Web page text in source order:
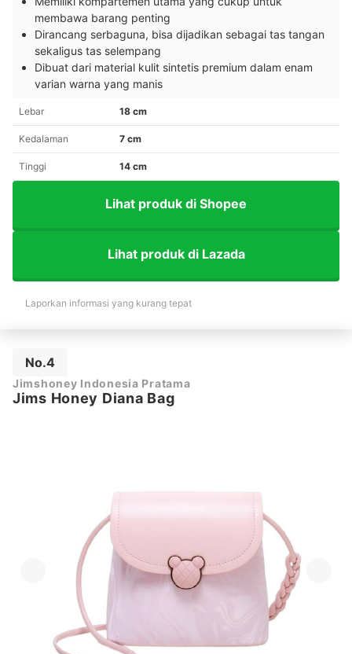
membawa barang penting
Dirancang serbaguna, bisa dijadikan sebagai tas tangan
sekaligus tas selempang
Dibuat dari material kulit sintetis premium dalam enam
varian warna yang manis
Lebar 18 cm
Kedalaman 7 cm
Tinggi 14 cm
Lihat produk di Shopee
Lihat produk di Lazada
Laporkan informasi yang kurang tepat
No.4
Jimshoney Indonesia Pratama
Jims Honey Diana Bag